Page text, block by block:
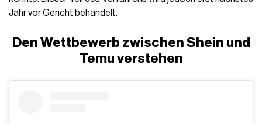
Jahr vor Gericht behandelt.
Den Wettbewerb zwischen Shein und
Temu verstehen